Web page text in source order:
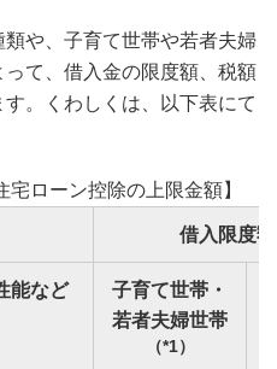
や、子育て世帯や若者夫婦
て、借入金の限度額、税額
。くわしくは、以下表にて
宅ローン控除の上限金額】
借入限度額
能など
子育て世帯・
若者夫婦世帯
（*1）